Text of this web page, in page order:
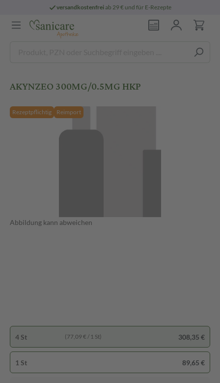
versandkostenfreiab 29 € und für E-Rezepte
AKYNZEO 300MG/0.5MG HKP
Rezeptpflichtig Reimport
Abbildung kann abweichen
4 St (77,09 € / 1 St) 308,35 €
1 St 89,65 €